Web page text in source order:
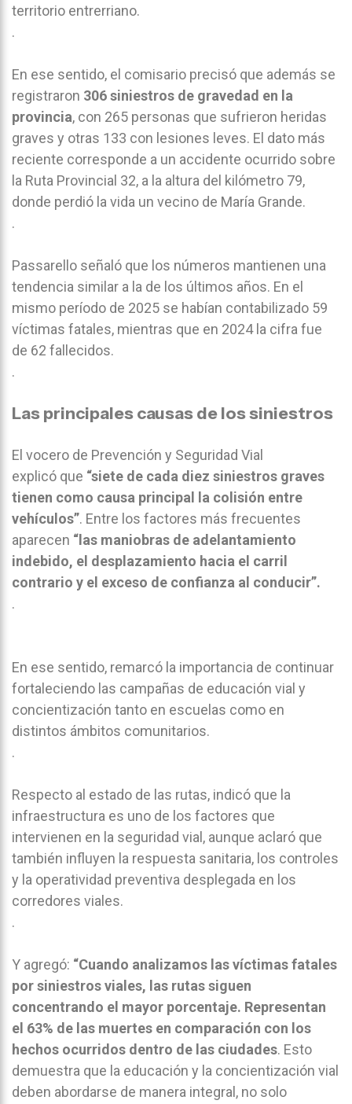
territorio entrerriano.
.
En ese sentido, el comisario precisó que además se
registraron 306 siniestros de gravedad en la
provincia, con 265 personas que sufrieron heridas
graves y otras 133 con lesiones leves. El dato más
reciente corresponde a un accidente ocurrido sobre
la Ruta Provincial 32, a la altura del kilómetro 79,
donde perdió la vida un vecino de María Grande.
.
Passarello señaló que los números mantienen una
tendencia similar a la de los últimos años. En el
mismo período de 2025 se habían contabilizado 59
víctimas fatales, mientras que en 2024 la cifra fue
de 62 fallecidos.
.
Las principales causas de los siniestros
El vocero de Prevención y Seguridad Vial
explicó que “siete de cada diez siniestros graves
tienen como causa principal la colisión entre
vehículos”. Entre los factores más frecuentes
aparecen “las maniobras de adelantamiento
indebido, el desplazamiento hacia el carril
contrario y el exceso de confianza al conducir”.
.
En ese sentido, remarcó la importancia de continuar
fortaleciendo las campañas de educación vial y
concientización tanto en escuelas como en
distintos ámbitos comunitarios.
.
Respecto al estado de las rutas, indicó que la
infraestructura es uno de los factores que
intervienen en la seguridad vial, aunque aclaró que
también influyen la respuesta sanitaria, los controles
y la operatividad preventiva desplegada en los
corredores viales.
.
Y agregó: “Cuando analizamos las víctimas fatales
por siniestros viales, las rutas siguen
concentrando el mayor porcentaje. Representan
el 63% de las muertes en comparación con los
hechos ocurridos dentro de las ciudades. Esto
demuestra que la educación y la concientización vial
deben abordarse de manera integral, no solo